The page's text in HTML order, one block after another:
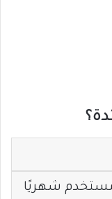
مليون مستخدم شهريًا